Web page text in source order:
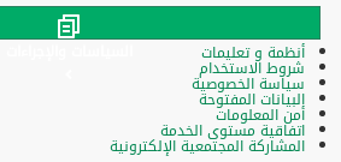
أنظمة و تعليمات
شروط الاستخدام
سياسة الخصوصية
البيانات المفتوحة
أمن المعلومات
اتفاقية مستوى الخدمة
المشاركة المجتمعية الإلكترونية